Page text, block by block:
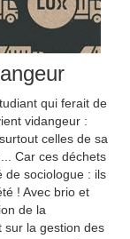
qui ferait de
vidangeur :
celles de sa
Car ces déchets
de sociologue : ils
! Avec brio et
de la
sur la gestion des